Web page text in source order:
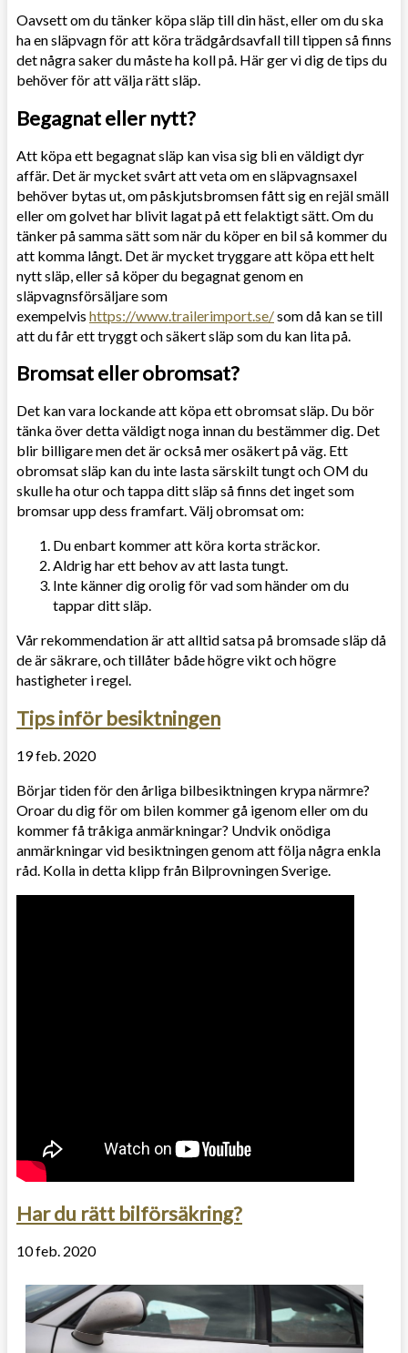
Oavsett om du tänker köpa släp till din häst, eller om du ska
ha en släpvagn för att köra trädgårdsavfall till tippen så finns
det några saker du måste ha koll på. Här ger vi dig de tips du
behöver för att välja rätt släp.
Begagnat eller nytt?
Att köpa ett begagnat släp kan visa sig bli en väldigt dyr
affär. Det är mycket svårt att veta om en släpvagnsaxel
behöver bytas ut, om påskjutsbromsen fått sig en rejäl smäll
eller om golvet har blivit lagat på ett felaktigt sätt. Om du
tänker på samma sätt som när du köper en bil så kommer du
att komma långt. Det är mycket tryggare att köpa ett helt
nytt släp, eller så köper du begagnat genom en
släpvagnsförsäljare som
exempelvis https://www.trailerimport.se/som då kan se till
att du får ett tryggt och säkert släp som du kan lita på.
Bromsat eller obromsat?
Det kan vara lockande att köpa ett obromsat släp. Du bör
tänka över detta väldigt noga innan du bestämmer dig. Det
blir billigare men det är också mer osäkert på väg. Ett
obromsat släp kan du inte lasta särskilt tungt och OM du
skulle ha otur och tappa ditt släp så finns det inget som
bromsar upp dess framfart. Välj obromsat om:
Du enbart kommer att köra korta sträckor.
Aldrig har ett behov av att lasta tungt.
Inte känner dig orolig för vad som händer om du
tappar ditt släp.
Vår rekommendation är att alltid satsa på bromsade släp då
de är säkrare, och tillåter både högre vikt och högre
hastigheter i regel.
Tips inför besiktningen
19 feb. 2020
Börjar tiden för den årliga bilbesiktningen krypa närmre?
Oroar du dig för om bilen kommer gå igenom eller om du
kommer få tråkiga anmärkningar? Undvik onödiga
anmärkningar vid besiktningen genom att följa några enkla
råd. Kolla in detta klipp från Bilprovningen Sverige.
Har du rätt bilförsäkring?
10 feb. 2020